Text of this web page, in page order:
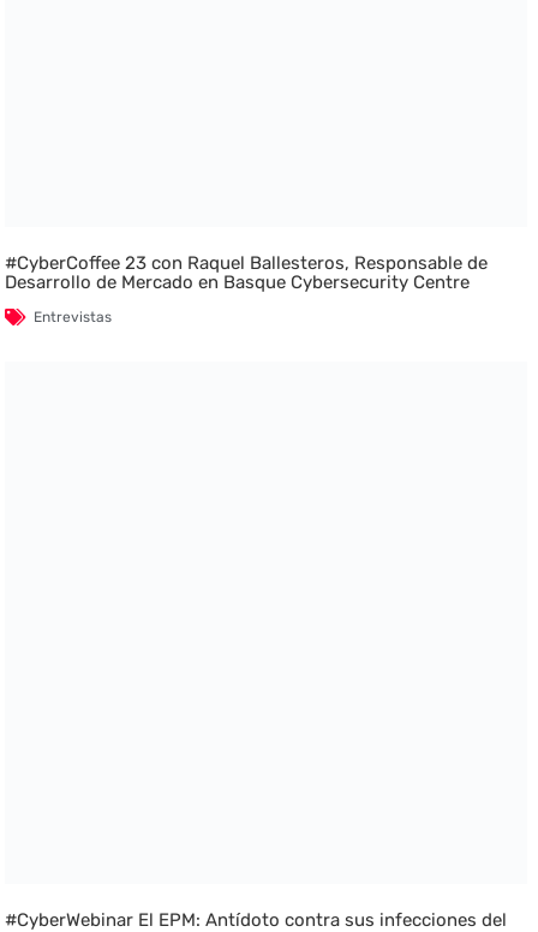
#CyberCoffee 23 con Raquel Ballesteros, Responsable de
Desarrollo de Mercado en Basque Cybersecurity Centre
Entrevistas
#CyberWebinar El EPM: Antídoto contra sus infecciones del